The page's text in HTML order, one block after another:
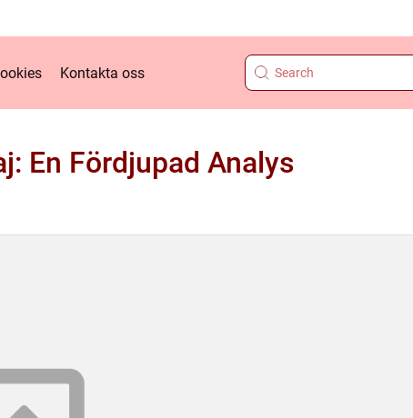
Kontakta oss
En Fördjupad Analys